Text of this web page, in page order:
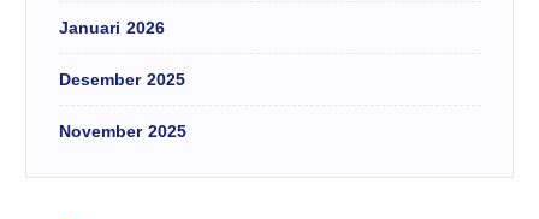
Januari 2026
Desember 2025
November 2025